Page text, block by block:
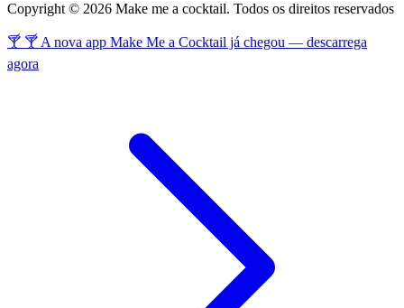
Copyright © 2026 Make me a cocktail. Todos os direitos reservados
🍸 🍸 A nova app Make Me a Cocktail já chegou — descarrega
agora